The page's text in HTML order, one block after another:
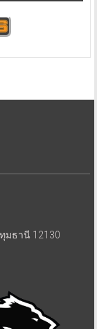
มธานี 12130